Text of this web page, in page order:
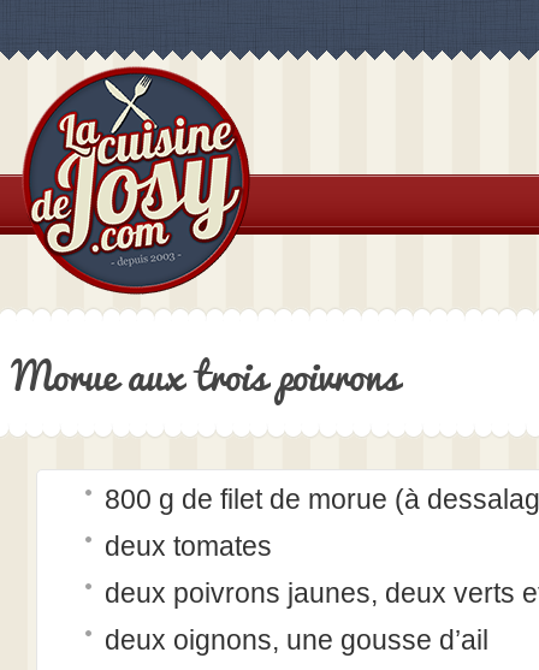
Morue aux trois poivrons
800 g de filet de morue (à
deux tomates
deux poivrons jaunes, deux verts
deux oignons, une gousse d’ail